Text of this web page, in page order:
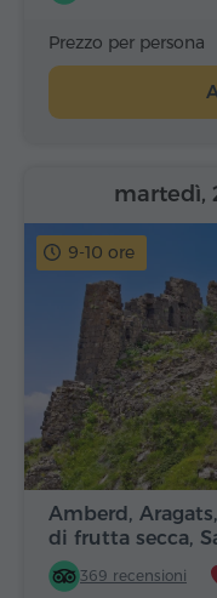
Prezzo per persona
9-10 ore
Amberd,
di frutta secca,
Alfabeto
369 recensioni
martedì,